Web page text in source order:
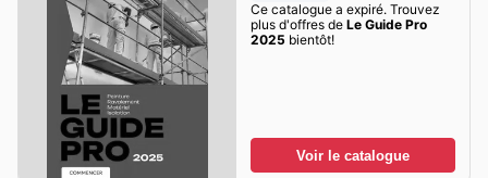
Ce catalogue a expiré. Trouvez
plus d'offres de Le Guide Pro
2025 bientôt!
Voir le catalogue